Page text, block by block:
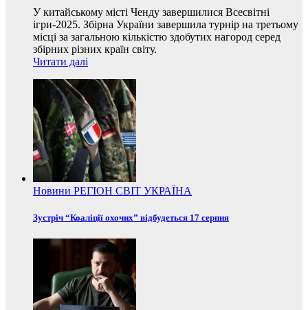
У китайському місті Ченду завершилися Всесвітні
ігри-2025. Збірна України завершила турнір на третьому
місці за загальною кількістю здобутих нагород серед
збірних різних країн світу.
Читати далі
Новини РЕГІОН СВІТ УКРАЇНА
Зустріч “Коаліції охочих” відбудеться 17 серпня